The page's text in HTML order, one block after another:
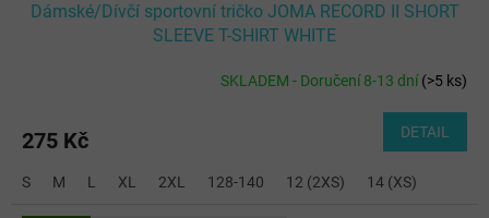
Dámské/Dívčí sportovní tričko JOMA RECORD II SHORT
SLEEVE T-SHIRT WHITE
SKLADEM - Doručení 8-13 dní(>5 ks)
275 Kč DETAIL
S M L XL 2XL 128-140 12 (2XS) 14 (XS)